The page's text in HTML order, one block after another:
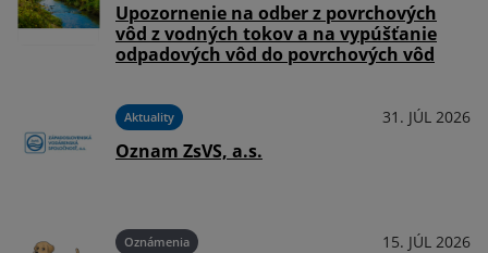
Upozornenie na odber z povrchových
vôd z vodných tokov a na vypúšťanie
odpadových vôd do povrchových vôd
Aktuality 31. JÚL 2026
Oznam ZsVS, a.s.
Oznámenia 15. JÚL 2026